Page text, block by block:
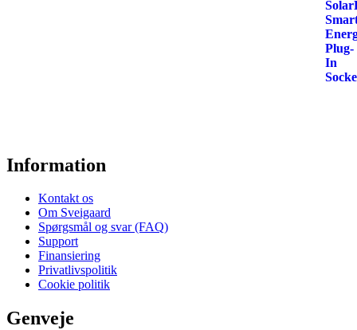
Information
Kontakt os
Om Sveigaard
Spørgsmål og svar (FAQ)
Support
Finansiering
Privatlivspolitik
Cookie politik
Genveje